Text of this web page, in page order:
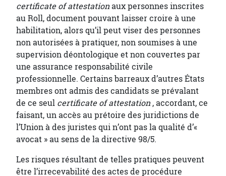
certificate of attestationaux personnes inscrites
au Roll, document pouvant laisser croire à une
habilitation, alors qu’il peut viser des personnes
non autorisées à pratiquer, non soumises à une
supervision déontologique et non couvertes par
une assurance responsabilité civile
professionnelle. Certains barreaux d’autres États
membres ont admis des candidats se prévalant
de ce seul certificate of attestation, accordant, ce
faisant, un accès au prétoire des juridictions de
l’Union à des juristes qui n’ont pas la qualité d’«
avocat » au sens de la directive 98/5.
Les risques résultant de telles pratiques peuvent
être l’irrecevabilité des actes de procédure